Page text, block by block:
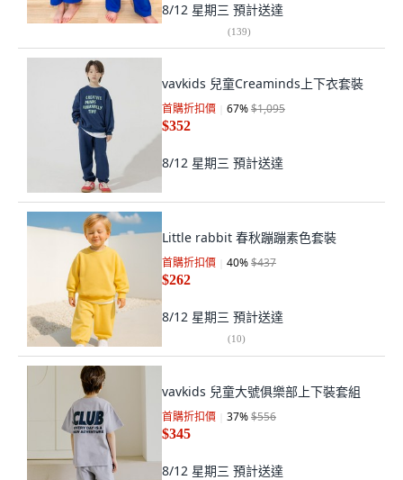
8/12 星期三 預計送達
(139)
vavkids 兒童Creaminds上下衣套裝
首購折扣價 67%$1,095
$352
8/12 星期三 預計送達
Little rabbit 春秋蹦蹦素色套裝
首購折扣價 40%$437
$262
8/12 星期三 預計送達
(10)
vavkids 兒童大號俱樂部上下裝套組
首購折扣價 37%$556
$345
8/12 星期三 預計送達